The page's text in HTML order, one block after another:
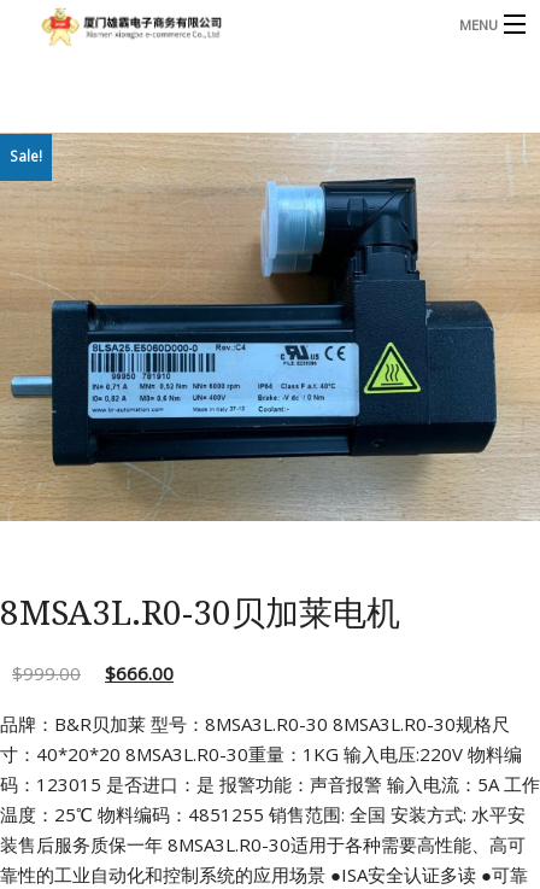
MENU
首页
产品
资讯
关于我们
联系我们
Sale!
8MSA3L.R0-30贝加莱电机
$999.00 $666.00
品牌：B&R贝加莱 型号：8MSA3L.R0-30 8MSA3L.R0-30规格尺
寸：40*20*20 8MSA3L.R0-30重量：1KG 输入电压:220V 物料编
码：123015 是否进口：是 报警功能：声音报警 输入电流：5A工作
温度：25℃ 物料编码：4851255 销售范围: 全国 安装方式: 水平安
装售后服务质保一年 8MSA3L.R0-30适用于各种需要高性能、高可
靠性的工业自动化和控制系统的应用场景 ●ISA安全认证多读 ●可靠